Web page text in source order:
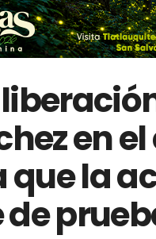
en
la